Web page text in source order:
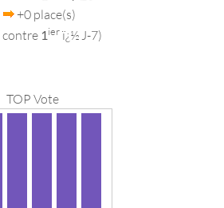
+0 place(s)
contre 1ierï¿½ J-7)
TOP Vote